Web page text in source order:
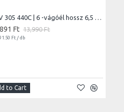
GRV 305 440C | 6 -vágóél hossz 6,5 cm- | teljes hossz 15 cm
Ft 13,990 Ft
Ft / db
to Cart